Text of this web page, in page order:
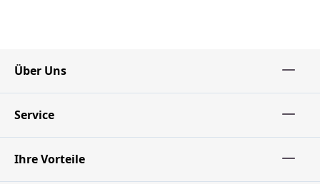
Über Uns
Service
Ihre Vorteile